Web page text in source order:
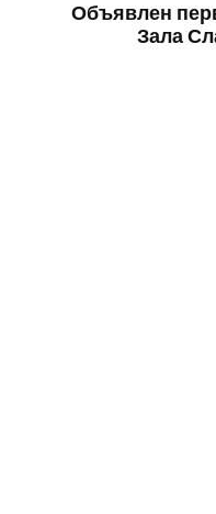
Объявлен
Зала